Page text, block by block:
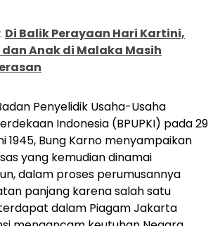
Di Balik Perayaan Hari Kartini,
Anak di Malaka Masih
Penyelidik Usaha-Usaha
Indonesia (BPUPKI) pada 29
1945, Bung Karno menyampaikan
yang kemudian dinamai
dalam proses perumusannya
panjang karena salah satu
dalam Piagam Jakarta